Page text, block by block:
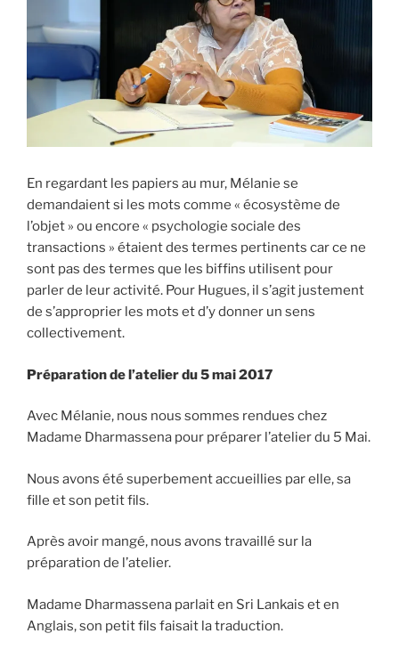
En regardant les papiers au mur, Mélanie se
demandaient si les mots comme « écosystème de
l’objet » ou encore « psychologie sociale des
transactions » étaient des termes pertinents car ce ne
sont pas des termes que les biffins utilisent pour
parler de leur activité. Pour Hugues, il s’agit justement
de s’approprier les mots et d’y donner un sens
collectivement.
Préparation de l’atelier du 5 mai 2017
Avec Mélanie, nous nous sommes rendues chez
Madame Dharmassena pour préparer l’atelier du 5 Mai.
Nous avons été superbement accueillies par elle, sa
fille et son petit fils.
Après avoir mangé, nous avons travaillé sur la
préparation de l’atelier.
Madame Dharmassena parlait en Sri Lankais et en
Anglais, son petit fils faisait la traduction.